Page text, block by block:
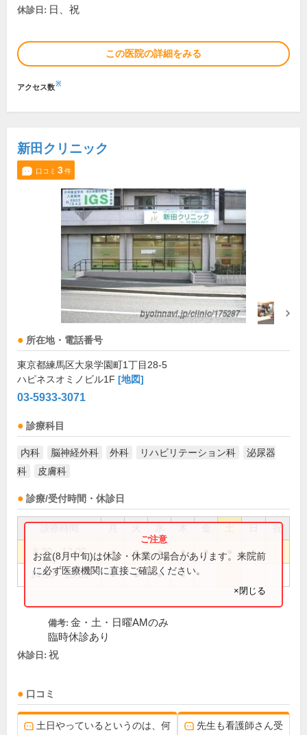
休診日: 日、祝
この医院の詳細をみる
アクセス数※
新田クリニック
口コミ 3件
所在地・電話番号
東京都練馬区大泉学園町1丁目28-5
ハピネスオミノビル1F [地図]
03-5933-3071
診療科目
内科 脳神経外科 外科 リハビリテーション科
泌尿器
科
皮膚科
診療/受付時間・休診日
祝
8:30～12:00 ● ● ● ● ● ●
14:30～18:00 ● ● ● ●
お盆(8月中旬)は休診・休業の場合があります。来院前
に必ず医療機関に直接ご確認ください。
×閉じる
備考: 金・土・日曜AMのみ
臨時休診あり
休診日: 祝
口コミ
土日やっているというのは、何
先生も看護師さん受